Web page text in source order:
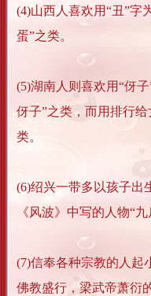
(4)山西人喜欢用“丑”字
蛋”之类。
(5)湖南人则喜欢用“伢
伢子”之类，而用排行给
类。
(6)绍兴一带多以孩子出
《风波》中写的人物“
(7)信奉各种宗教的人起
佛教盛行，梁武帝萧衍